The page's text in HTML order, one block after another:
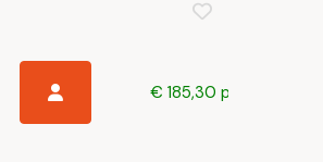
€ 185,30 p/s